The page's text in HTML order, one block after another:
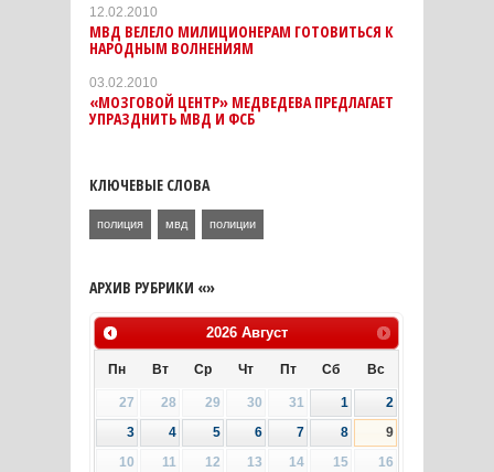
12.02.2010
МВД ВЕЛЕЛО МИЛИЦИОНЕРАМ ГОТОВИТЬСЯ К
НАРОДНЫМ ВОЛНЕНИЯМ
03.02.2010
«МОЗГОВОЙ ЦЕНТР» МЕДВЕДЕВА ПРЕДЛАГАЕТ
УПРАЗДНИТЬ МВД И ФСБ
КЛЮЧЕВЫЕ СЛОВА
полиция мвд полиции
АРХИВ РУБРИКИ «»
2026 Август
Пн Вт Ср Чт Пт Сб Вс
27 28 29 30 31 1
2
3
4 5 6 7 8
9
10
11 12 13 14 15
16